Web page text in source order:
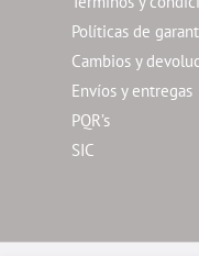
Políticas de
Cambios y
Envíos y entregas
PQR’s
SIC